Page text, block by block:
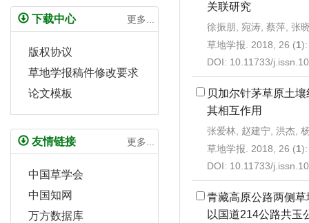
关联研究
徐振朋, 宛涛, 蔡萍, 张
草地学报. 2018, 26 (1
DOI: 10.11733/
贝加尔针茅草原土
其相互作用
张爱林, 赵建宁, 洪杰,
草地学报. 2018, 26 (1
DOI: 10.11733/
青藏高原公路两侧
以国道214公路共玉
下载中心 更多...
版权协议
草地学报稿件修改要求
论文模板
友情链接 更多...
中国草学会
中国知网
万方数据库